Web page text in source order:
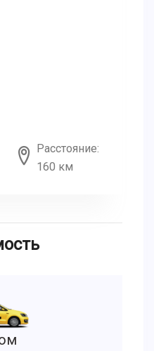
Расстояние:
160 км